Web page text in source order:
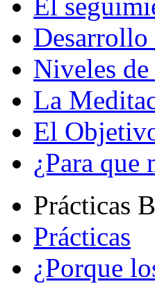
Niveles
La
El
¿Para que
Prácticas
Prácticas
¿Porque